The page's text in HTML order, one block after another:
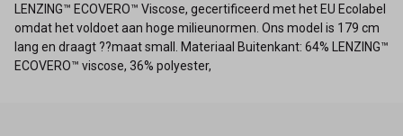
LENZING™ ECOVERO™ Viscose, gecertificeerd met het EU Ecolabel
omdat het voldoet aan hoge milieunormen. Ons model is 179 cm
lang en draagt ??maat small. Materiaal Buitenkant: 64% LENZING™
ECOVERO™ viscose, 36% polyester,